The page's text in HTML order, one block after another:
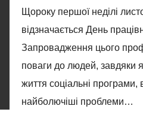
Щороку першої неділі
відзначається День
Запровадження цього
поваги до людей, завдяки
життя соціальні програми,
найболючіші проблеми…